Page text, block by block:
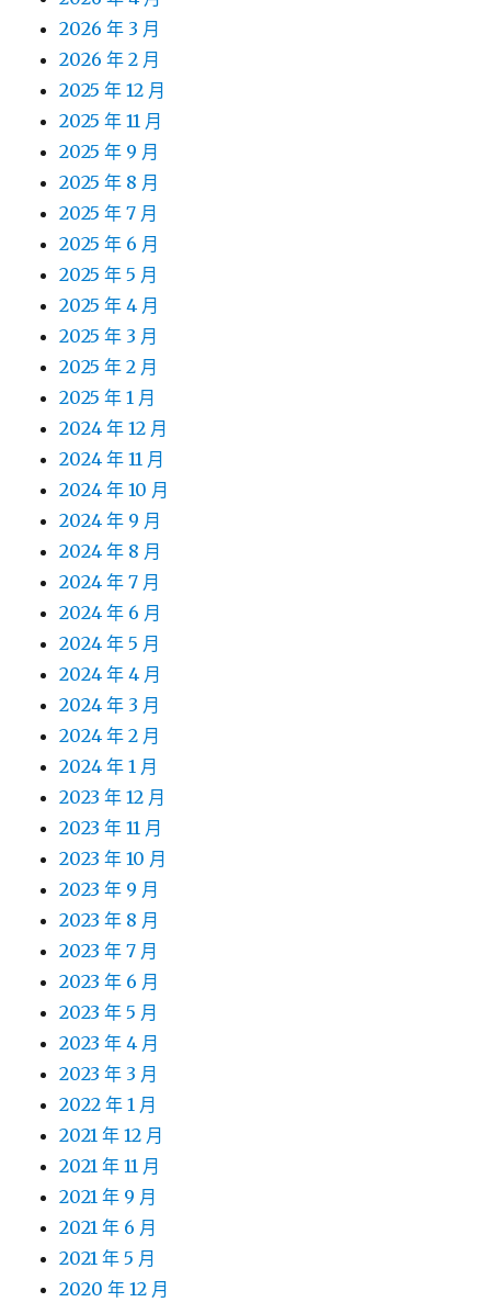
2026 年 3 月
2026 年 2 月
2025 年 12 月
2025 年 11 月
2025 年 9 月
2025 年 8 月
2025 年 7 月
2025 年 6 月
2025 年 5 月
2025 年 4 月
2025 年 3 月
2025 年 2 月
2025 年 1 月
2024 年 12 月
2024 年 11 月
2024 年 10 月
2024 年 9 月
2024 年 8 月
2024 年 7 月
2024 年 6 月
2024 年 5 月
2024 年 4 月
2024 年 3 月
2024 年 2 月
2024 年 1 月
2023 年 12 月
2023 年 11 月
2023 年 10 月
2023 年 9 月
2023 年 8 月
2023 年 7 月
2023 年 6 月
2023 年 5 月
2023 年 4 月
2023 年 3 月
2022 年 1 月
2021 年 12 月
2021 年 11 月
2021 年 9 月
2021 年 6 月
2021 年 5 月
2020 年 12 月